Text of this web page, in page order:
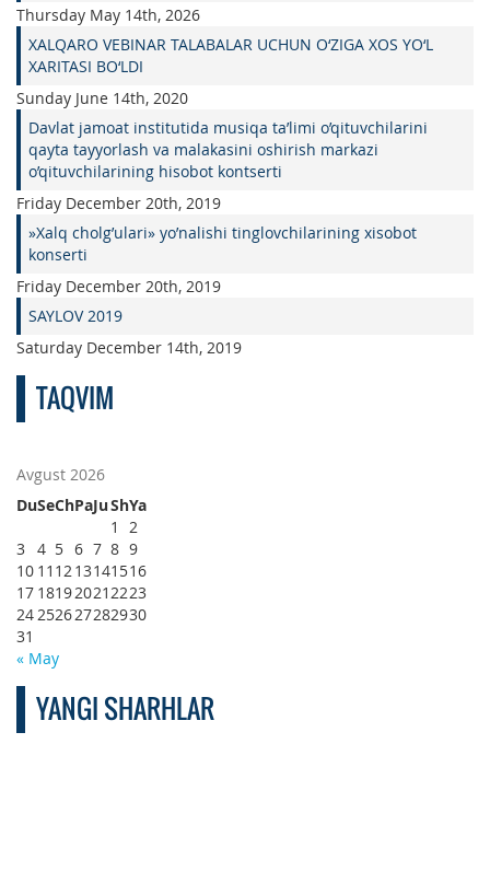
Thursday May 14th, 2026
XALQARO VEBINAR TALABALAR UCHUN O‘ZIGA XOS YO‘L
XARITASI BO‘LDI
Sunday June 14th, 2020
Davlat jamoat institutida musiqa ta’limi o’qituvchilarini
qayta tayyorlash va malakasini oshirish markazi
o’qituvchilarining hisobot kontserti
Friday December 20th, 2019
»Xalq cholg’ulari» yo’nalishi tinglovchilarining xisobot
konserti
Friday December 20th, 2019
SAYLOV 2019
Saturday December 14th, 2019
TAQVIM
Avgust 2026
DuSeChPaJuShYa
1
2
3 4 5 6 7 8 9
10 11 1213141516
17 181920212223
24252627282930
31
« May
YANGI SHARHLAR